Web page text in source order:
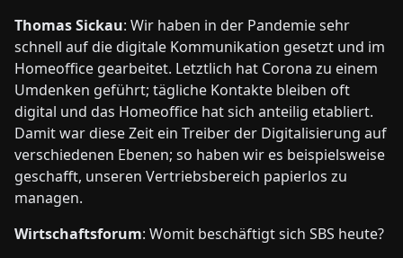
Thomas Sickau: Wir haben in der Pandemie sehr
schnell auf die digitale Kommunikation gesetzt und im
Homeoffice gearbeitet. Letztlich hat Corona zu einem
Umdenken geführt; tägliche Kontakte bleiben oft
digital und das Homeoffice hat sich anteilig etabliert.
Damit war diese Zeit ein Treiber der Digitalisierung auf
verschiedenen Ebenen; so haben wir es beispielsweise
geschafft, unseren Vertriebsbereich papierlos zu
managen.
Wirtschaftsforum: Womit beschäftigt sich SBS heute?